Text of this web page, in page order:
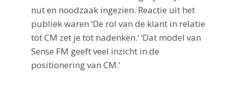
nut en noodzaak ingezien. Reactie uit het
publiek waren ‘De rol van de klant in relatie
tot CM zet je tot nadenken.‘ ‘Dat model van
Sense FM geeft veel inzicht in de
positionering van CM.’